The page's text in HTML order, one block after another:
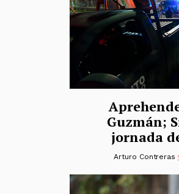
Guzmán;
jornada
Arturo Contreras